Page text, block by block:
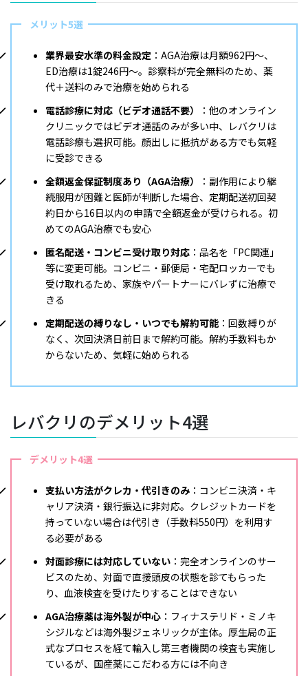
メリット5選
業界最安水準の料金設定 ：AGA治療は月額962円〜、
ED治療は1錠246円〜。診察料が完全無料のため、薬
代＋送料のみで治療を始められる
電話診療に対応（ビデオ通話不要）
：他のオンライン
クリニックではビデオ通話のみが多い中、レバクリは
電話診療も選択可能。顔出しに抵抗がある方でも気軽
に受診できる
全額返金保証制度あり（AGA治療）
：副作用により継
続服用が困難と医師が判断した場合、定期配送初回契
約日から16日以内の申請で全額返金が受けられる。初
めてのAGA治療でも安心
匿名配送・コンビニ受け取り対応 ：品名を「PC関連」
等に変更可能。コンビニ・郵便局・宅配ロッカーでも
受け取れるため、家族やパートナーにバレずに治療で
きる
定期配送の縛りなし・いつでも解約可能：回数縛りが
なく、次回決済日前日まで解約可能。解約手数料もか
からないため、気軽に始められる
レバクリのデメリット4選
デメリット4選
支払い方法がクレカ・代引きのみ ：コンビニ決済・キ
ャリア決済・銀行振込に非対応。クレジットカードを
持っていない場合は代引き（手数料550円）を利用す
る必要がある
対面診療には対応していない ：完全オンラインのサー
ビスのため、対面で直接頭皮の状態を診てもらった
り、血液検査を受けたりすることはできない
AGA治療薬は海外製が中心 ：フィナステリド・ミノキ
シジルなどは海外製ジェネリックが主体。厚生局の正
式なプロセスを経て輸入し第三者機関の検査も実施し
ているが、国産薬にこだわる方には不向き